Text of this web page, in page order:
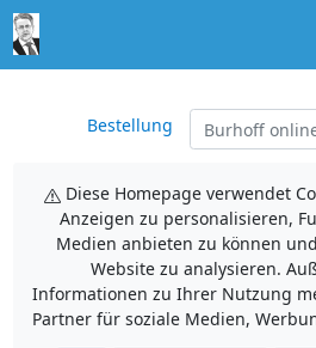
Bestellung
Diese Homepage verwendet
Anzeigen zu personalisieren,
Medien anbieten zu können
Website zu analysieren.
Informationen zu Ihrer Nutzung
Partner für soziale Medien,